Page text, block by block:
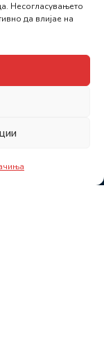
Несогласувањето
да влијае на